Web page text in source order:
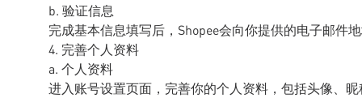
b. 验证信息
完成基本信息填写后，Shopee会向你提供的电子邮件
4. 完善个人资料
a. 个人资料
进入账号设置页面，完善你的个人资料，包括头像、